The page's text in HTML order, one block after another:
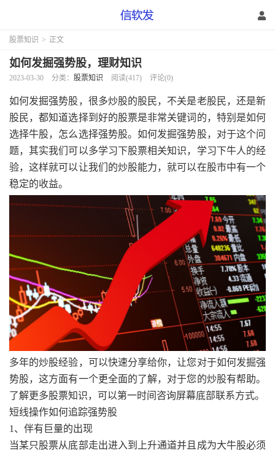
股票知识 > 正文
如何发掘强势股，理财知识
2023-03-30 分类： 股票知识 阅读(417) 评论(0)
如何发掘强势股，很多炒股的股民，不关是老股民，还是新
股民，都知道选择到好的股票是非常关键词的，特别是如何
选择牛股，怎么选择强势股。如何发掘强势股，对于这个问
题，其实我们可以多学习下股票相关知识，学习下牛人的经
验，这样就可以让我们的炒股能力，就可以在股市中有一个
稳定的收益。
多年的炒股经验，可以快速分享给你，让您对于如何发掘强
势股，这方面有一个更全面的了解，对于您的炒股有帮助。
了解更多股票知识，可以第一时间咨询屏幕底部联系方式。
短线操作如何追踪强势股
1、伴有巨量的出现
当某只股票从底部走出进入到上升通道并且成为大牛股必须